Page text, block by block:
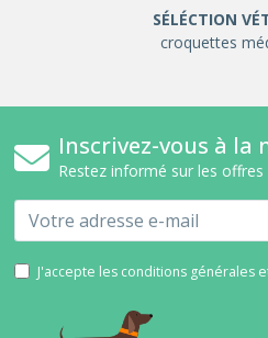
SÉLÉCTION
croquettes
Inscrivez-vous à la
Restez informé sur les
Email
J'accepte les conditions générales